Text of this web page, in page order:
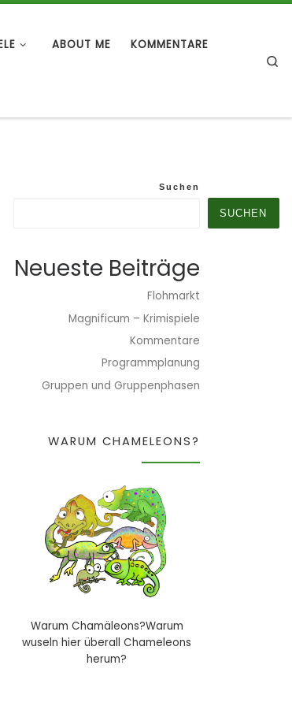
ABOUT ME KOMMENTARE
Suchen
SUCHEN
Neueste Beiträge
Flohmarkt
Magnificum – Krimispiele
Kommentare
Programmplanung
Gruppen und Gruppenphasen
WARUM CHAMELEONS?
Warum Chamäleons?Warum
wuseln hier überall Chameleons
herum?